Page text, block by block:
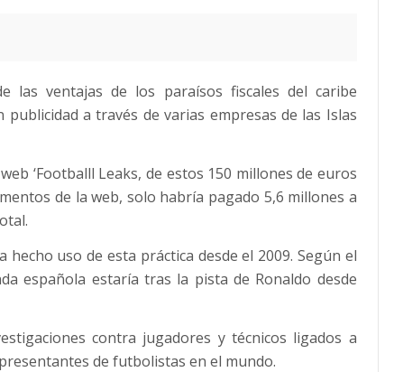
las ventajas de los paraísos fiscales del caribe
a través de varias empresas de las Islas
‘Footballl Leaks, de estos 150 millones de euros
de la web, solo habría pagado 5,6 millones a
uso de esta práctica desde el 2009. Según el
española estaría tras la pista de Ronaldo desde
contra jugadores y técnicos ligados a
de futbolistas en el mundo.